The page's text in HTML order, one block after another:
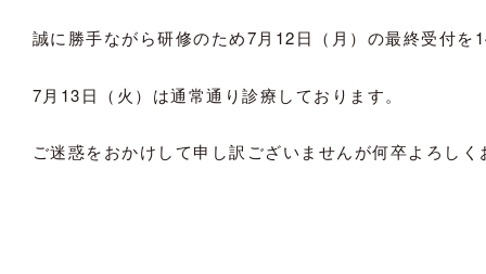
誠に勝手ながら研修のため7月12日（月）の最終受付を
7月13日（火）は通常通り診療しております。
ご迷惑をおかけして申し訳ございませんが何卒よろし